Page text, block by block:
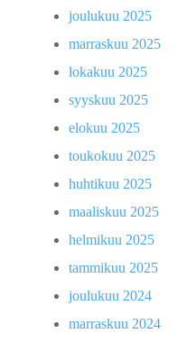
joulukuu 2025
marraskuu 2025
lokakuu 2025
syyskuu 2025
elokuu 2025
toukokuu 2025
huhtikuu 2025
maaliskuu 2025
helmikuu 2025
tammikuu 2025
joulukuu 2024
marraskuu 2024